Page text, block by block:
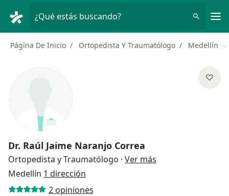
¿Qué estás buscando?
Página De Inicio Ortopedista Y Traumatólogo Medellín
Dr. Raúl Jaime Naranjo Correa
Ortopedista y Traumatólogo · Ver más
Medellín 1 dirección
2 opiniones